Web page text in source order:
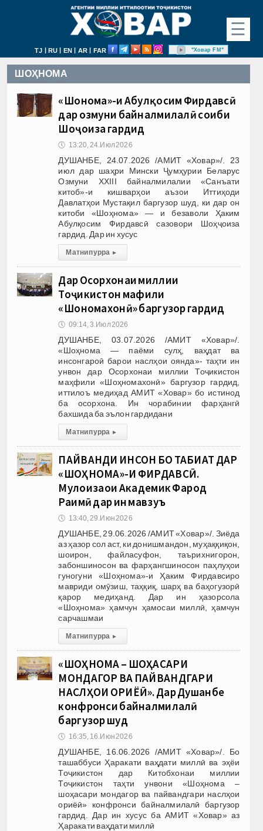
☰
TJ | RU | EN | AR | FAR "Ховар FM"
ШОҲНОМА
«Шоҳнома»-и Абулқосим Фирдавсӣ
дар озмуни байналмилалӣ соҳиби
Шоҳҷоиза гардид
🕔 13:20, 24.Июл 2026
ДУШАНБЕ, 24.07.2026 /АМИТ «Ховар»/. 23
июл дар шаҳри Мински Ҷумҳурии Беларус
Озмуни XХIII байналмилалии «Санъати
китоб»-и кишварҳои аъзои Иттиҳоди
Давлатҳои Мустақил баргузор шуд, ки дар он
китоби «Шоҳнома» — и безаволи Ҳаким
Абулқосим Фирдавсӣ сазовори Шоҳҷоиза
гардид. Дар ин хусус
Матни пурра ▸
Дар Осорхонаи миллии
Тоҷикистон маҳфили
«Шоҳномахонӣ» баргузор гардид
🕔 09:14, 3.Июл 2026
ДУШАНБЕ, 03.07.2026 /АМИТ «Ховар»/.
«Шоҳнома — паёми сулҳ, ваҳдат ва
инсонгароӣ барои наслҳои оянда»- таҳти ин
унвон дар Осорхонаи миллии Тоҷикистон
маҳфили «Шоҳномахонӣ» баргузор гардид,
иттилоъ медиҳад АМИТ «Ховар» бо истинод
ба осорхона. Ин чорабинии фарҳангӣ
бахшида ба эълон гардидани
Матни пурра ▸
ПАЙВАНДИ ИНСОН БО ТАБИАТ ДАР
«ШОҲНОМА»-И ФИРДАВСӢ.
Мулоҳизаҳои Академик Фарҳод
Раҳимӣ дар ин мавзуъ
🕔 13:40, 29.Июн 2026
ДУШАНБЕ, 29.06.2026 /АМИТ «Ховар»/. Зиёда
аз ҳазор сол аст, ки донишмандон, муҳаққиқон,
шоирон, файласуфон, таърихнигорон,
забоншиносон ва фарҳангшиносон паҳлуҳои
гуногуни «Шоҳнома»-и Ҳаким Фирдавсиро
мавриди омӯзиш, таҳқиқ, шарҳ ва баҳогузорӣ
қарор медиҳанд. Дар ин ҳазорсола
«Шоҳнома» ҳамчун ҳамосаи миллӣ, ҳамчун
сарчашмаи
Матни пурра ▸
«ШОҲНОМА – ШОҲАСАРИ
МОНДАГОР ВА ПАЙВАНДГАРИ
НАСЛҲОИ ОРИЁӢ». Дар Душанбе
конфронси байналмилалӣ
баргузор шуд
🕔 16:35, 16.Июн 2026
ДУШАНБЕ, 16.06.2026 /АМИТ «Ховар»/. Бо
ташаббуси Ҳаракати ваҳдати миллӣ ва эҳёи
Тоҷикистон дар Китобхонаи миллии
Тоҷикистон таҳти унвони «Шоҳнома –
шоҳасари мондагор ва пайвандгари наслҳои
ориёӣ» конфронси байналмилалӣ баргузор
гардид. Дар ин хусус ба АМИТ «Ховар» аз
Ҳаракати ваҳдати миллӣ